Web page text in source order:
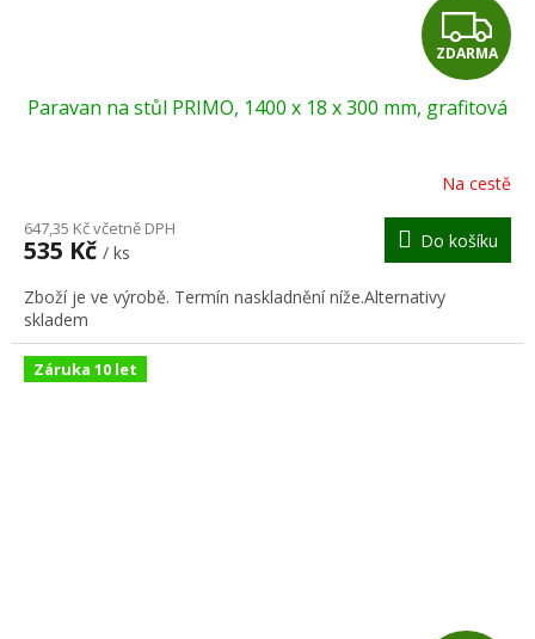
Z
D
A
R
M
A
ZDARMA
Paravan na stůl PRIMO, 1400 x 18 x 300 mm, grafitová
Na cestě
647,35 Kč včetně DPH
535 Kč / ks
Do košíku
Zboží je ve výrobě. Termín naskladnění níže.Alternativy
skladem
Záruka 10 let